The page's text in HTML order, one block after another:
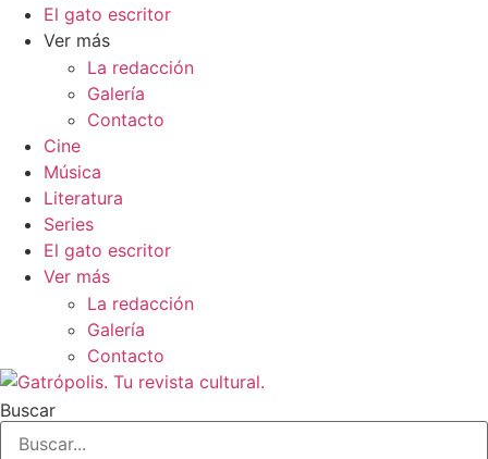
El gato escritor
Ver más
La redacción
Galería
Contacto
Cine
Música
Literatura
Series
El gato escritor
Ver más
La redacción
Galería
Contacto
Buscar